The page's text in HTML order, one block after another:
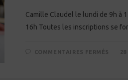
Camille Claudel le lundi de 9h à
16h Toutes les inscriptions se
COMMENTAIRES FERMÉS
SUR28